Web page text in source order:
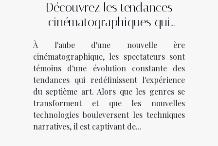
Découvrez les tendances
cinématographiques qui
À l'aube d'une nouvelle ère
cinématographique, les spectateurs sont
témoins d'une évolution constante des
tendances qui redéfinissent l'expérience
du septième art. Alors que les genres se
transforment et que les nouvelles
technologies bouleversent les techniques
narratives, il est captivant de...